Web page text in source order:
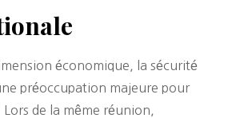
économique, la sécurité
préoccupation majeure pour
Lors de la même réunion,